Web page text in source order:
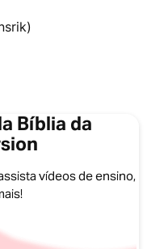
Bíblia da
vídeos de ensino,